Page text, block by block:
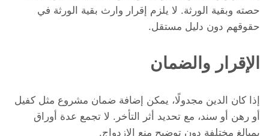
حصته وبقية الورثة. لا يلزم إقرار وارث بقية الورثة في
حقوقهم دون دليل مستقل.
الإقرار والضمان
إذا كان الدين مجدولًا، يمكن إضافة ضمان مشروع مثل كفيل
أو رهن أو سند، مع تحديد أثر التأخر. لا تجمع عدة أوراق
بمبالغ مختلفة دون توضيح منع الازدواج.